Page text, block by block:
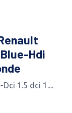
Hdi
1.5 dci 1....